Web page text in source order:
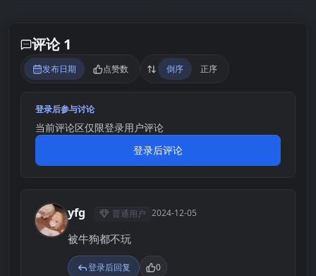
评论 1
发布日期 点赞数 倒序 正序
登录后参与讨论
当前评论区仅限登录用户评论
登录后评论
Y yfg 普通用户 2024-12-05
被牛狗都不玩
登录后回复 0